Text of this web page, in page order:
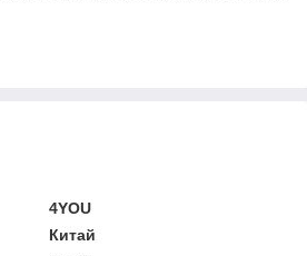
4YOU
Китай